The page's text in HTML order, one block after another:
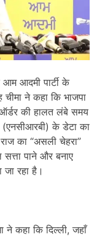
आदमी पार्टी के
चीमा ने कहा कि भाजपा
की हालत लंबे समय
(एनसीआरबी) के डेटा का
का “असली चेहरा”
पाने और बनाए
रहा है।
ने कहा कि दिल्ली, जहाँ